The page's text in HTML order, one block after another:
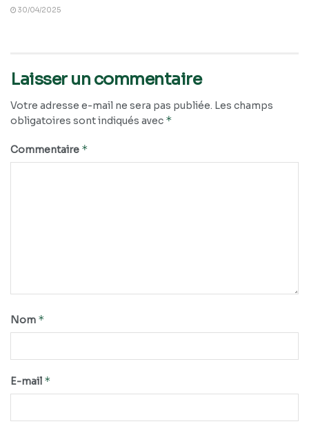
30/04/2025
Laisser un commentaire
Votre adresse e-mail ne sera pas publiée. Les champs
obligatoires sont indiqués avec *
Commentaire *
Nom *
E-mail *